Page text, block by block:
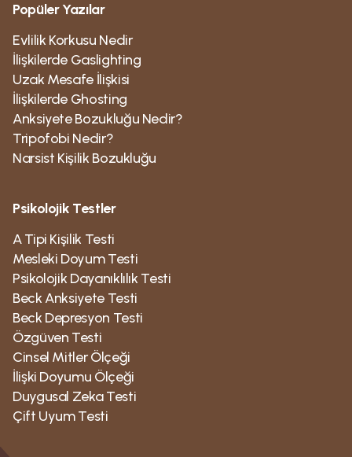
Popüler Yazılar
Evlilik Korkusu Nedir
İlişkilerde Gaslighting
Uzak Mesafe İlişkisi
İlişkilerde Ghosting
Anksiyete Bozukluğu Nedir?
Tripofobi Nedir?
Narsist Kişilik Bozukluğu
Psikolojik Testler
A Tipi Kişilik Testi
Mesleki Doyum Testi
Psikolojik Dayanıklılık Testi
Beck Anksiyete Testi
Beck Depresyon Testi
Özgüven Testi
Cinsel Mitler Ölçeği
İlişki Doyumu Ölçeği
Duygusal Zeka Testi
Çift Uyum Testi